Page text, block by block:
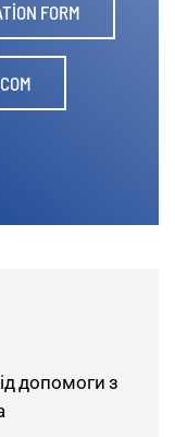
FORM
допомоги з